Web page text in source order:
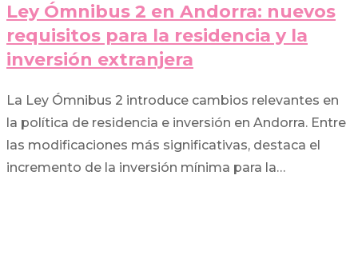
Ley Ómnibus 2 en Andorra: nuevos
requisitos para la residencia y la
inversión extranjera
La Ley Ómnibus 2 introduce cambios relevantes en
la política de residencia e inversión en Andorra. Entre
las modificaciones más significativas, destaca el
incremento de la inversión mínima para la…